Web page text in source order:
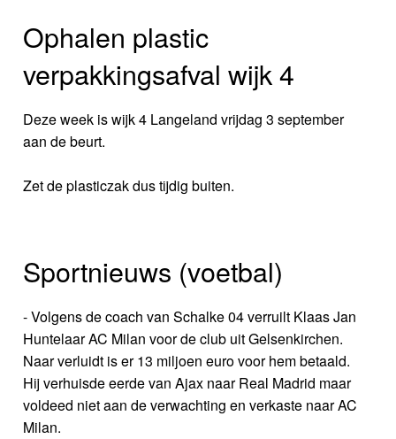
Ophalen plastic
verpakkingsafval wijk 4
Deze week is wijk 4 Langeland vrijdag 3 september
aan de beurt.
Zet de plasticzak dus tijdig buiten.
Sportnieuws (voetbal)
- Volgens de coach van Schalke 04 verruilt Klaas Jan
Huntelaar AC Milan voor de club uit Gelsenkirchen.
Naar verluidt is er 13 miljoen euro voor hem betaald.
Hij verhuisde eerde van Ajax naar Real Madrid maar
voldeed niet aan de verwachting en verkaste naar AC
Milan.